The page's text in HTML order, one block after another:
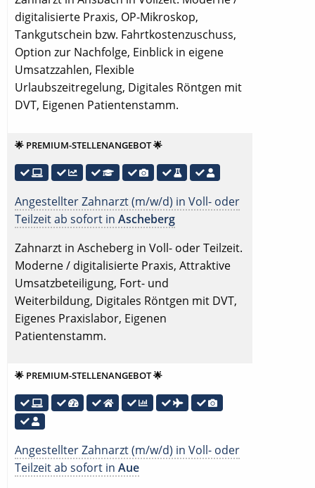
digitalisierte Praxis, OP-Mikroskop,
Tankgutschein bzw. Fahrtkostenzuschuss,
Option zur Nachfolge, Einblick in eigene
Umsatzzahlen, Flexible
Urlaubszeitregelung, Digitales Röntgen mit
DVT, Eigenen Patientenstamm.
🌟 PREMIUM-STELLENANGEBOT 🌟
Angestellter Zahnarzt (m/w/d) in Voll- oder
Teilzeit ab sofort in Ascheberg
Zahnarzt in Ascheberg in Voll- oder Teilzeit.
Moderne / digitalisierte Praxis, Attraktive
Umsatzbeteiligung, Fort- und
Weiterbildung, Digitales Röntgen mit DVT,
Eigenes Praxislabor, Eigenen
Patientenstamm.
🌟 PREMIUM-STELLENANGEBOT 🌟
Angestellter Zahnarzt (m/w/d) in Voll- oder
Teilzeit ab sofort in Aue